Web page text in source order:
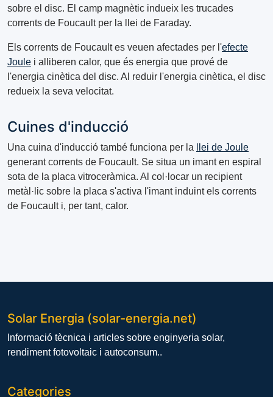
sobre el disc. El camp magnètic indueix les trucades
corrents de Foucault per la llei de Faraday.
Els corrents de Foucault es veuen afectades per l'efecte
Joule i alliberen calor, que és energia que prové de
l'energia cinètica del disc. Al reduir l'energia cinètica, el disc
redueix la seva velocitat.
Cuines d'inducció
Una cuina d'inducció també funciona per la
llei de Joule
generant corrents de Foucault. Se situa un imant en espiral
sota de la placa vitroceràmica. Al col·locar un recipient
metàl·lic sobre la placa s'activa l'imant induint els corrents
de Foucault i, per tant, calor.
Solar Energia (solar-energia.net)
Informació tècnica i articles sobre enginyeria solar,
rendiment fotovoltaic i autoconsum..
Categories